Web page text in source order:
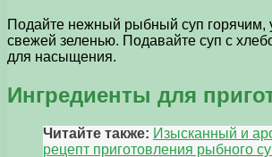
Подайте нежный рыбный суп горячим,
свежей зеленью. Подавайте суп с
для насыщения.
Ингредиенты для
Читайте также: Изысканный и
рецепт приготовления рыбного